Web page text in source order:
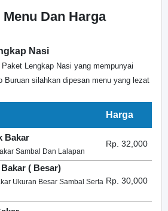
Dan Harga
Nasi
Lengkap Nasi yang mempunyai
Buruan silahkan dipesan menu yang lezat
Harga
Bakar
Sambal Dan Lalapan
Rp. 32,000
( Besar)
Ukuran Besar Sambal Serta Rp. 30,000